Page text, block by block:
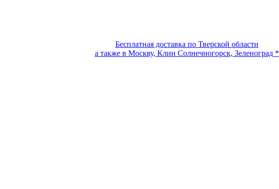
Бесплатная доставка по Тверской области
а также в Москву, Клин Солнечногорск, Зеленоград *